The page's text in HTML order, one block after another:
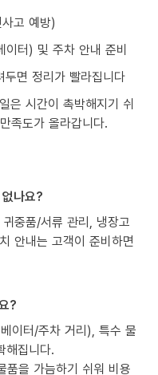
고 예방)
이터) 및 주차 안내 준비
면 정리가 빨라집니다
은 시간이 촉박해지기 쉬
족도가 올라갑니다.
나요?
중품/서류 관리, 냉장고
안내는 고객이 준비하면
?
이터/주차 거리), 특수 물
해집니다.
품을 가늠하기 쉬워 비용